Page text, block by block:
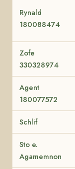
Rynald
180088474
Zofe
330328974
Agent
180077572
Schlif
Sto e.
Agamemnon